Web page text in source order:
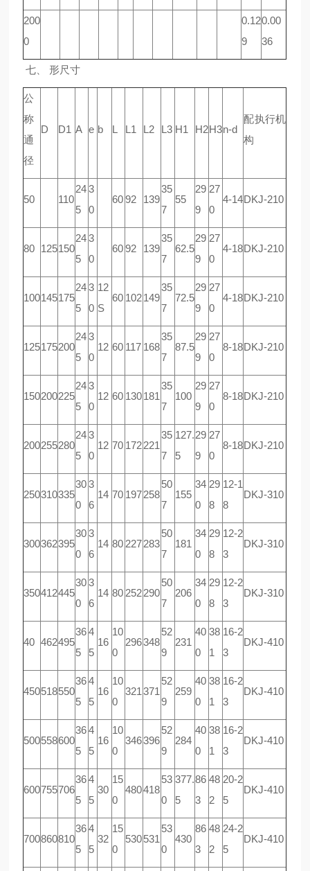
200
0
0.12
9
0.00
36
七、 形尺寸
公
称
通
径
D D1 A e b L L1 L2 L3 H1 H2H3n-d
配执行机
构
50 110
24
5
3
0
60 92 139
35
7
55
29
9
27
0
4-14DKJ-210
80 125150
24
5
3
0
60 92 139
35
7
62.5
29
9
27
0
4-18DKJ-210
100145175
24
5
3
0
12
S
60 102149
35
7
72.5
29
9
27
0
4-18DKJ-210
125175200
24
5
3
0
12 60 117 168
35
7
87.5
29
9
27
0
8-18DKJ-210
150200225
24
5
3
0
12 60 130181
35
7
100
29
9
27
0
8-18DKJ-210
200255280
24
5
3
0
12 70 172221
35
7
127.
5
29
9
27
0
8-18DKJ-210
250310335
30
0
3
6
14 70 197258
50
7
155
34
0
29
8
12-1
8
DKJ-310
300362395
30
0
3
6
14 80 227283
50
7
181
34
0
29
8
12-2
3
DKJ-310
350412445
30
0
3
6
14 80 252290
50
7
206
34
0
29
8
12-2
3
DKJ-310
40 462495
36
5
4
5
16
10
0
296348
52
9
231
40
0
38
1
16-2
3
DKJ-410
450518550
36
5
4
5
16
10
0
321 371
52
9
259
40
0
38
1
16-2
3
DKJ-410
500558600
36
5
4
5
16
10
0
346396
52
9
284
40
0
38
1
16-2
3
DKJ-410
600755706
36
5
4
5
30
15
0
480418
53
0
377.
5
86
3
48
2
20-2
5
DKJ-410
700860810
36
5
4
5
32
15
0
530531
53
0
430
86
3
48
2
24-2
5
DKJ-410